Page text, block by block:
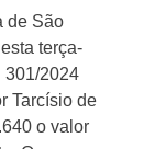
de São
terça-
301/2024
Tarcísio de
o valor